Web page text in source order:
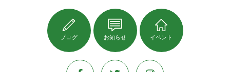
ブログ お知らせ イベント